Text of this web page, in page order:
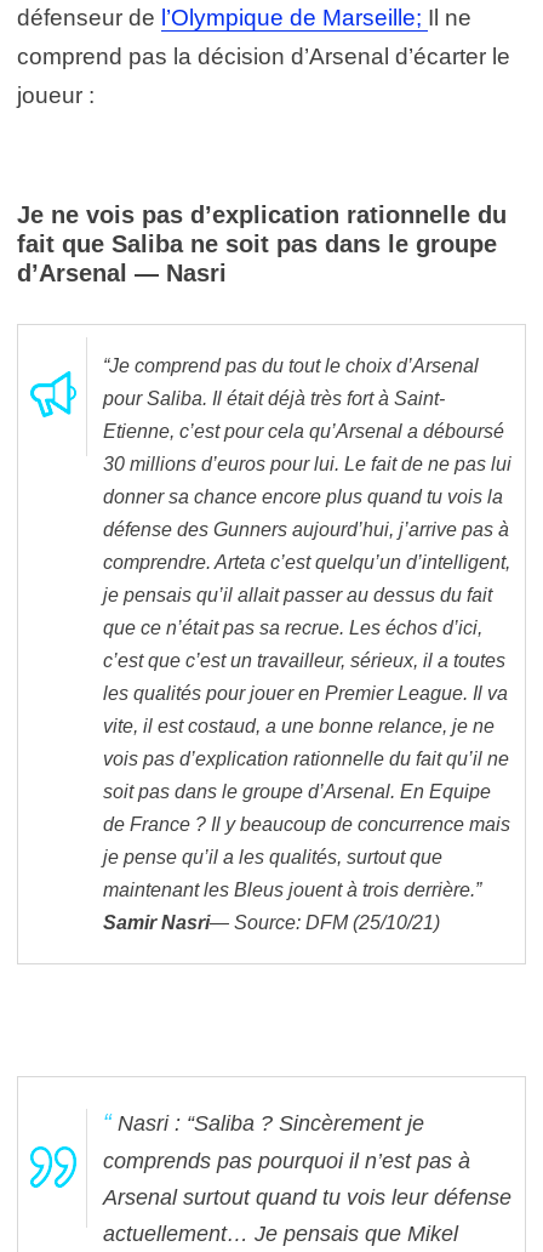
défenseur de l’Olympique de Marseille; Il ne
comprend pas la décision d’Arsenal d’écarter le
joueur :
Je ne vois pas d’explication rationnelle du
fait que Saliba ne soit pas dans le groupe
d’Arsenal — Nasri
“Je comprend pas du tout le choix d’Arsenal
pour Saliba. Il était déjà très fort à Saint-
Etienne, c’est pour cela qu’Arsenal a déboursé
30 millions d’euros pour lui. Le fait de ne pas lui
donner sa chance encore plus quand tu vois la
défense des Gunners aujourd’hui, j’arrive pas à
comprendre. Arteta c’est quelqu’un d’intelligent,
je pensais qu’il allait passer au dessus du fait
que ce n’était pas sa recrue. Les échos d’ici,
c’est que c’est un travailleur, sérieux, il a toutes
les qualités pour jouer en Premier League. Il va
vite, il est costaud, a une bonne relance, je ne
vois pas d’explication rationnelle du fait qu’il ne
soit pas dans le groupe d’Arsenal. En Equipe
de France ? Il y beaucoup de concurrence mais
je pense qu’il a les qualités, surtout que
maintenant les Bleus jouent à trois derrière.”
Samir Nasri— Source: DFM (25/10/21)
Nasri : “Saliba ? Sincèrement je
comprends pas pourquoi il n’est pas à
Arsenal surtout quand tu vois leur défense
actuellement… Je pensais que Mikel